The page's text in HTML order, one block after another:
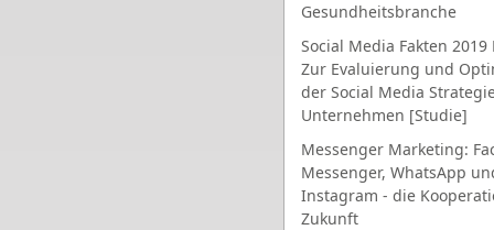
Gesundheitsbranche
Social Media Fakten 2019
Zur Evaluierung und
der Social Media
Unternehmen [Studie]
Messenger Marketing:
Messenger, WhatsApp
Instagram - die
Zukunft